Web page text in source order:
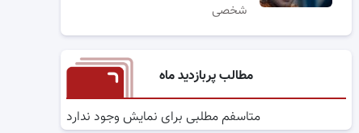
شخصی
مطالب پربازدید ماه
متاسفم مطلبی برای نمایش وجود ندارد